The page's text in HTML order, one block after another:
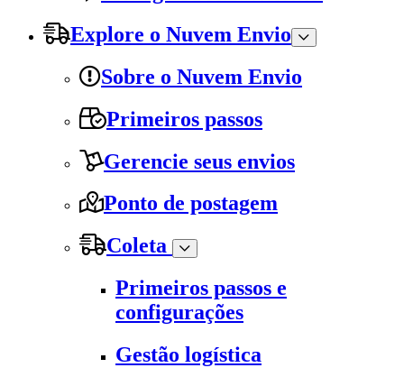
Explore o Nuvem Envio
Sobre o Nuvem Envio
Primeiros passos
Gerencie seus envios
Ponto de postagem
Coleta
Primeiros passos e
configurações
Gestão logística